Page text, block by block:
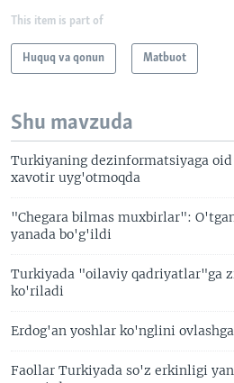
This item is part of
Huquq va qonun Matbuot
Shu mavzuda
Turkiyaning dezinformatsiyaga
xavotir uyg'otmoqda
"Chegara bilmas muxbirlar":
yanada bo'g'ildi
Turkiyada "oilaviy qadriyatlar"ga
ko'riladi
Erdog'an yoshlar ko'nglini
Faollar Turkiyada so'z erkinligi